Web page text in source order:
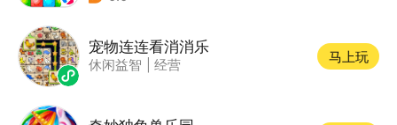
宠物连连看消消乐
休闲益智 经营
马上玩